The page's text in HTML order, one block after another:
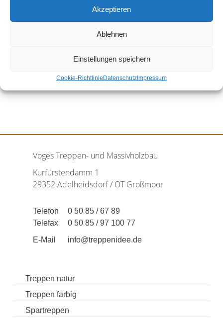
Akzeptieren
Ablehnen
Einstellungen speichern
Cookie-RichtlinieDatenschutzImpressum
Voges Treppen- und Massivholzbau
Kurfürstendamm 1
29352 Adelheidsdorf / OT Großmoor
Telefon
0 50 85 / 67 89
Telefax
0 50 85 / 97 100 77
E-Mail
info@treppenidee.de
Treppen natur
Treppen farbig
Spartreppen